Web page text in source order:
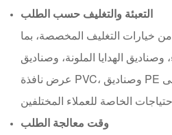
التعبئة والتغليف حسب الطلب
خيارات التغليف المخصصة، بما
الهدايا الملونة، وصناديق
عرض نافذة PVC، وصناديق PE والصناديق الخشبية، وما إلى
وقت معالجة الطلب